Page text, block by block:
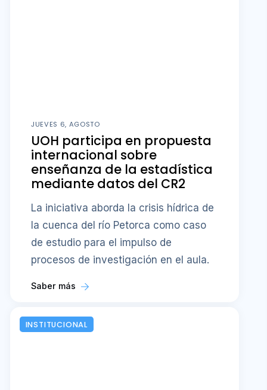
JUEVES 6, AGOSTO
UOH participa en propuesta
internacional sobre
enseñanza de la estadística
mediante datos del CR2
La iniciativa aborda la crisis hídrica de
la cuenca del río Petorca como caso
de estudio para el impulso de
procesos de investigación en el aula.
Saber más
INSTITUCIONAL